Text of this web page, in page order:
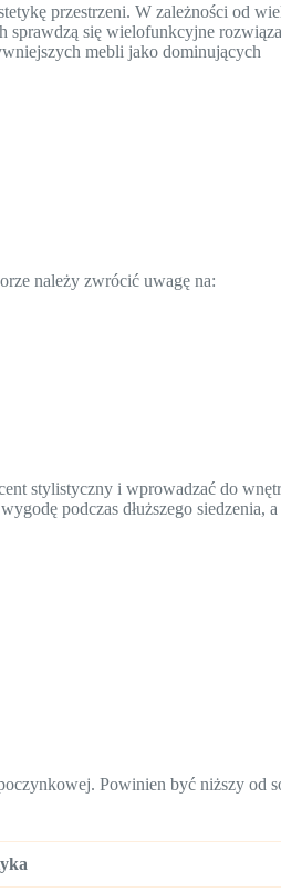
przestrzeni. W zależności od
sprawdzą się wielofunkcyjne
mebli jako dominujących
należy zwrócić uwagę na:
stylistyczny i wprowadzać do
podczas dłuższego siedzenia, a
Powinien być niższy od